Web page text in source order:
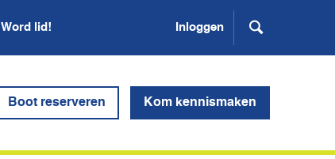
Word lid! Inloggen
Boot reserveren Kom kennismaken